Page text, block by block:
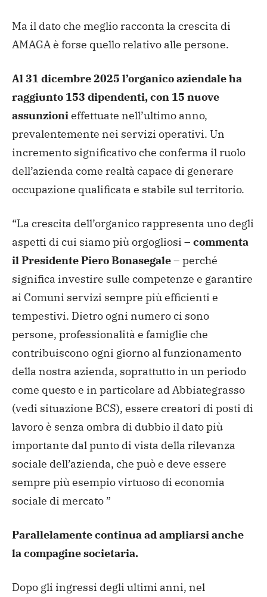
Ma il dato che meglio racconta la crescita di
AMAGA è forse quello relativo alle persone.
Al 31 dicembre 2025 l’organico aziendale ha
raggiunto 153 dipendenti, con 15 nuove
assunzionieffettuate nell’ultimo anno,
prevalentemente nei servizi operativi. Un
incremento significativo che conferma il ruolo
dell’azienda come realtà capace di generare
occupazione qualificata e stabile sul territorio.
“La crescita dell’organico rappresenta uno degli
aspetti di cui siamo più orgogliosi – commenta
il Presidente Piero Bonasegale– perché
significa investire sulle competenze e garantire
ai Comuni servizi sempre più efficienti e
tempestivi. Dietro ogni numero ci sono
persone, professionalità e famiglie che
contribuiscono ogni giorno al funzionamento
della nostra azienda, soprattutto in un periodo
come questo e in particolare ad Abbiategrasso
(vedi situazione BCS), essere creatori di posti di
lavoro è senza ombra di dubbio il dato più
importante dal punto di vista della rilevanza
sociale dell’azienda, che può e deve essere
sempre più esempio virtuoso di economia
sociale di mercato ”
Parallelamente continua ad ampliarsi anche
la compagine societaria.
Dopo gli ingressi degli ultimi anni, nel